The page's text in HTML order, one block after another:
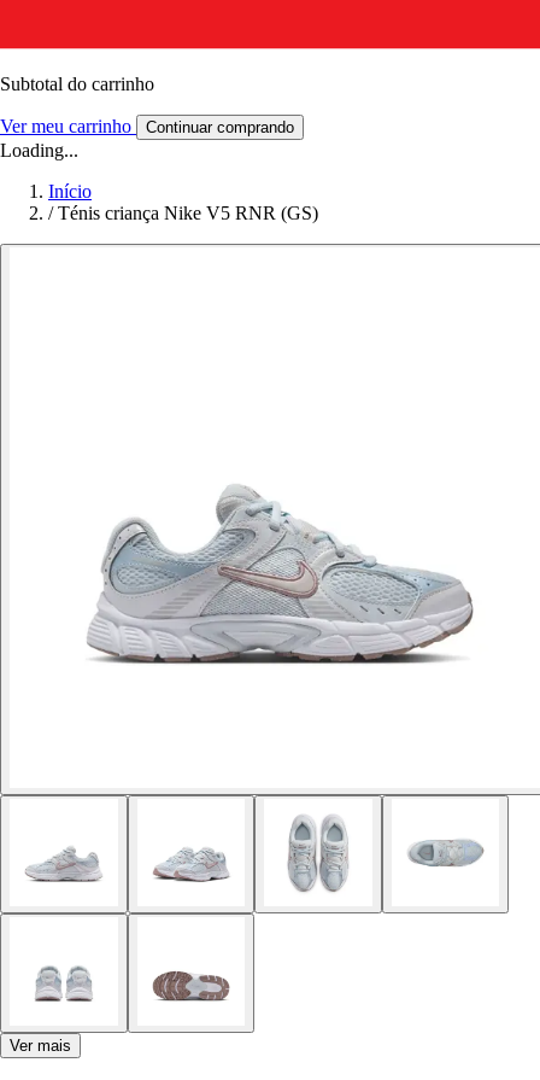
Subtotal do carrinho
Ver meu carrinho Continuar comprando
Loading...
Início
/ Ténis criança Nike V5 RNR (GS)
Ver mais